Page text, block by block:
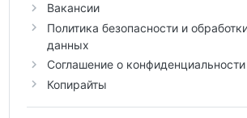
Вакансии
Политика безопасности и
данных
Соглашение о конфиденциальности
Копирайты